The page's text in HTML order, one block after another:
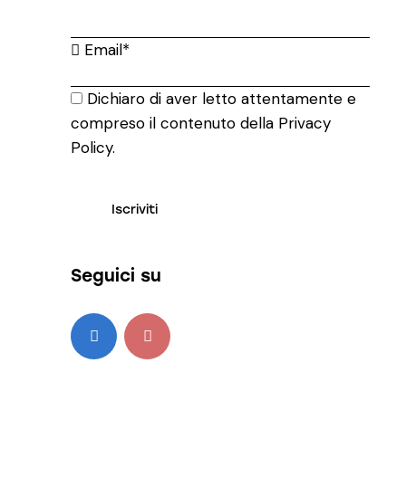
Email*
Dichiaro di aver letto attentamente e
compreso il contenuto della Privacy
Policy.
Seguici su